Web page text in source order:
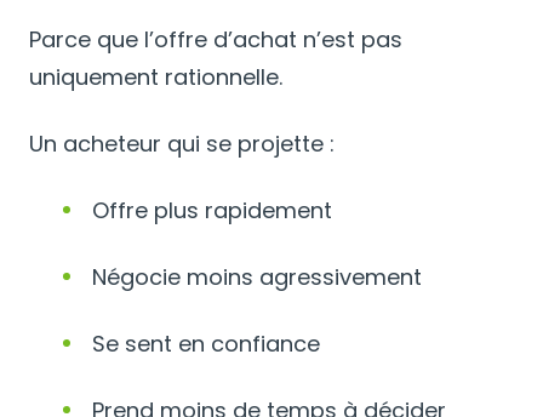
Parce que l’offre d’achat n’est pas
uniquement rationnelle.
Un acheteur qui se projette :
Offre plus rapidement
Négocie moins agressivement
Se sent en confiance
Prend moins de temps à décider